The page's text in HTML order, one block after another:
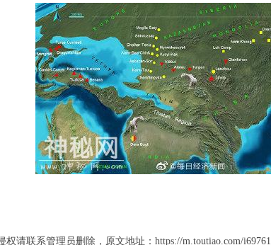
请联系管理员删除，原文地址：https://m.toutiao.com/